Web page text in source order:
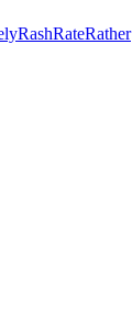
RashRateRather